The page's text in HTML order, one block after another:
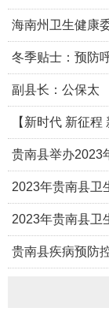
海南州卫生健康
冬季贴士：预防
副县长：公保太
【新时代 新征
态建家园——塔秀
贵南县举办2023
2023年贵南县卫
2023年贵南县卫
贵南县疾病预防